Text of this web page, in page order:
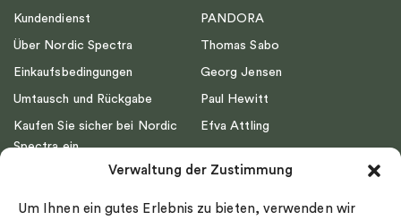
Verwaltung der Zustimmung
Um Ihnen ein gutes Erlebnis zu bieten, verwenden wir
Kundendienst
Über Nordic Spectra
Einkaufsbedingungen
Umtausch und Rückgabe
Kaufen Sie sicher bei Nordic
Spectra ein
Impressum
PANDORA
Thomas Sabo
Georg Jensen
Paul Hewitt
Efva Attling
Drakenberg Sjölin
Nordic Spectra